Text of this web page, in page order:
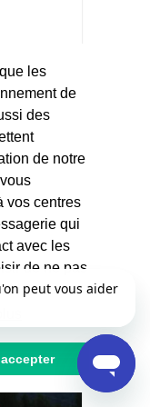
j’ai
et...
les
de
des
de notre
vos centres
qui
avec les
de ne pas
au